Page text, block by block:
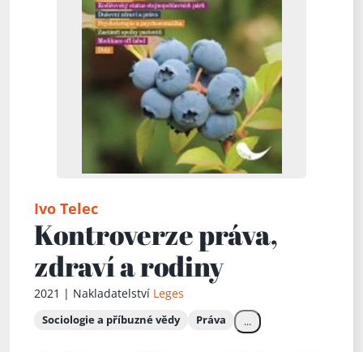
Ivo Telec
Kontroverze práva,
zdraví a rodiny
2021 | Nakladatelství Leges
Sociologie a příbuzné vědy Práva ...